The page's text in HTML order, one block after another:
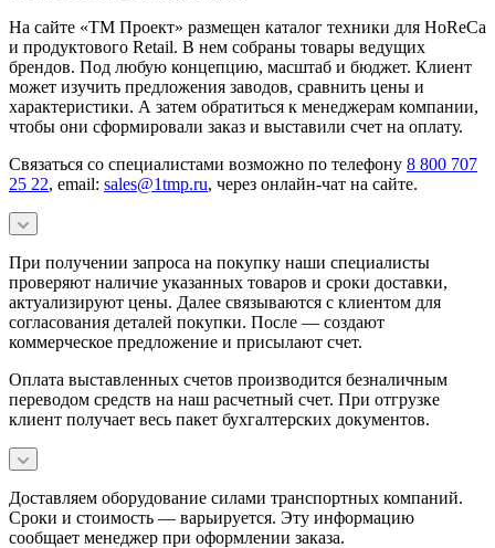
На сайте «ТМ Проект» размещен каталог техники для HoReCa
и продуктового Retail. В нем собраны товары ведущих
брендов. Под любую концепцию, масштаб и бюджет. Клиент
может изучить предложения заводов, сравнить цены и
характеристики. А затем обратиться к менеджерам компании,
чтобы они сформировали заказ и выставили счет на оплату.
Связаться со специалистами возможно по телефону 8 800 707
25 22, email: sales@1tmp.ru, через онлайн-чат на сайте.
При получении запроса на покупку наши специалисты
проверяют наличие указанных товаров и сроки доставки,
актуализируют цены. Далее связываются с клиентом для
согласования деталей покупки. После — создают
коммерческое предложение и присылают счет.
Оплата выставленных счетов производится безналичным
переводом средств на наш расчетный счет. При отгрузке
клиент получает весь пакет бухгалтерских документов.
Доставляем оборудование силами транспортных компаний.
Сроки и стоимость — варьируется. Эту информацию
сообщает менеджер при оформлении заказа.